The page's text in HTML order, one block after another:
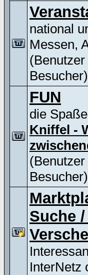
national
Messen,
Besucher)
FUN
die
Kniffel -
Besucher)
Suche
InterNetz